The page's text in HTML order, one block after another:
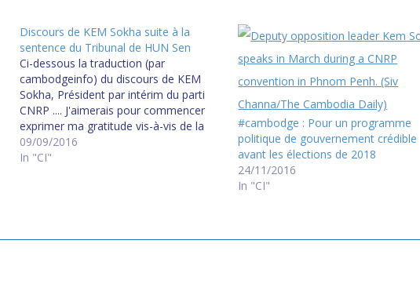
Discours de KEM Sokha suite à la
sentence du Tribunal de HUN Sen
Ci-dessous la traduction (par
cambodgeinfo) du discours de KEM
Sokha, Président par intérim du parti
CNRP .... J'aimerais pour commencer
exprimer ma gratitude vis-à-vis de la
population aussi bien à l'intérieur qu'à
l'extérieur du Cambodge pour son
09/09/2016
In "CI"
#cambodge : Pour un programme
politique de gouvernement crédible
avant les élections de 2018
24/11/2016
In "CI"